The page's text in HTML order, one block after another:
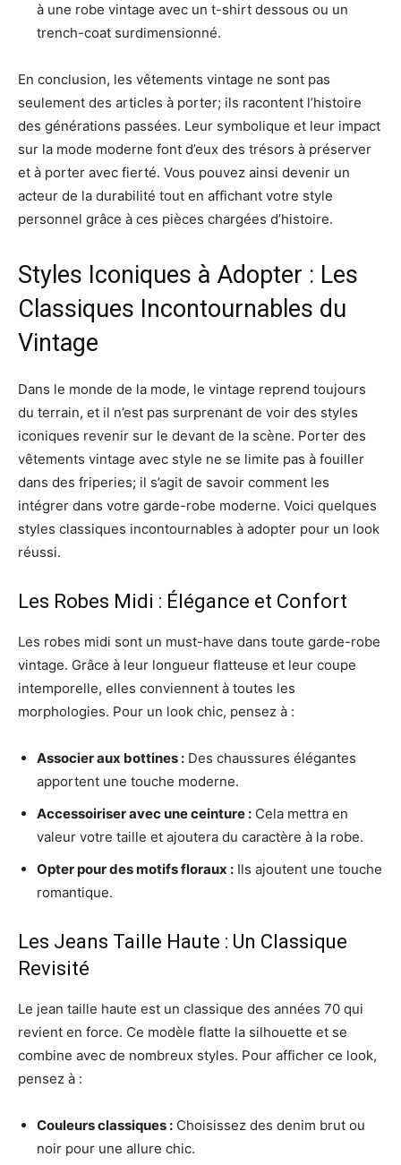
à une robe vintage avec un t-shirt dessous ou un
trench-coat surdimensionné.
En conclusion, les vêtements vintage ne sont pas
seulement des articles à porter; ils racontent l’histoire
des générations passées. Leur symbolique et leur impact
sur la mode moderne font d’eux des trésors à préserver
et à porter avec fierté. Vous pouvez ainsi devenir un
acteur de la durabilité tout en affichant votre style
personnel grâce à ces pièces chargées d’histoire.
Styles Iconiques à Adopter : Les
Classiques Incontournables du
Vintage
Dans le monde de la mode, le vintage reprend toujours
du terrain, et il n’est pas surprenant de voir des styles
iconiques revenir sur le devant de la scène. Porter des
vêtements vintage avec style ne se limite pas à fouiller
dans des friperies; il s’agit de savoir comment les
intégrer dans votre garde-robe moderne. Voici quelques
styles classiques incontournables à adopter pour un look
réussi.
Les Robes Midi : Élégance et Confort
Les robes midi sont un must-have dans toute garde-robe
vintage. Grâce à leur longueur flatteuse et leur coupe
intemporelle, elles conviennent à toutes les
morphologies. Pour un look chic, pensez à :
Associer aux bottines : Des chaussures élégantes
apportent une touche moderne.
Accessoiriser avec une ceinture : Cela mettra en
valeur votre taille et ajoutera du caractère à la robe.
Opter pour des motifs floraux : Ils ajoutent une touche
romantique.
Les Jeans Taille Haute : Un Classique
Revisité
Le jean taille haute est un classique des années 70 qui
revient en force. Ce modèle flatte la silhouette et se
combine avec de nombreux styles. Pour afficher ce look,
pensez à :
Couleurs classiques : Choisissez des denim brut ou
noir pour une allure chic.